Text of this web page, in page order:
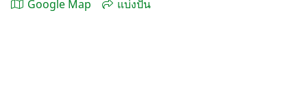
Google Map แบ่งปัน